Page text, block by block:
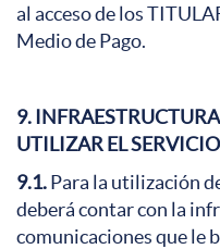
al acceso de los
Medio de Pago.
9.
UTILIZAR EL SERVICIO
9.1.Para la utilización
deberá contar con la
comunicaciones que le